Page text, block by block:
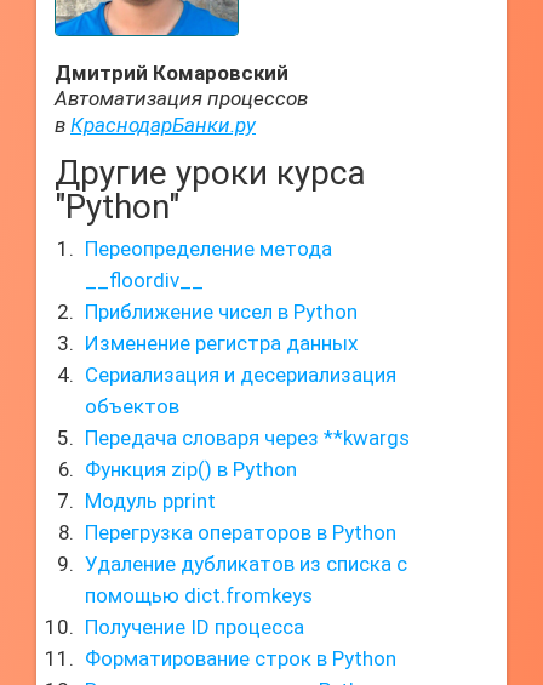
Дмитрий Комаровский
Автоматизация процессов
в КраснодарБанки.ру
Другие уроки курса
"Python"
Переопределение метода
__floordiv__
Приближение чисел в Python
Изменение регистра данных
Сериализация и десериализация
объектов
Передача словаря через **kwargs
Функция zip() в Python
Модуль pprint
Перегрузка операторов в Python
Удаление дубликатов из списка с
помощью dict.fromkeys
Получение ID процесса
Форматирование строк в Python